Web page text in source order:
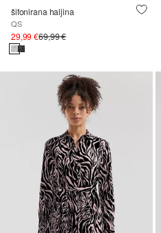
šifonirana haljina
QS
29,99 €69,99 €